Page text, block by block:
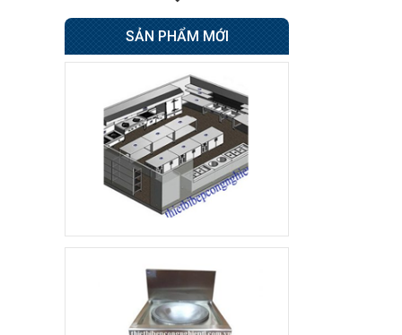
Bếp Âu 6 họng có lò
nướng Berjaya
Giá : 42.500.000 đ
Không áp
dụng
Còn hàng
Tủ sấy cốc
8.500.000 đ
7.800.000 đ
dụng
Tủ đông 6 cánh
Giá : 31.500.000 đ
SẢN PHẨM MỚI